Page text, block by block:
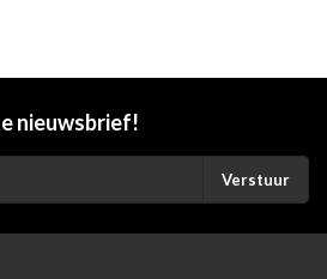
nieuwsbrief!
Verstuur